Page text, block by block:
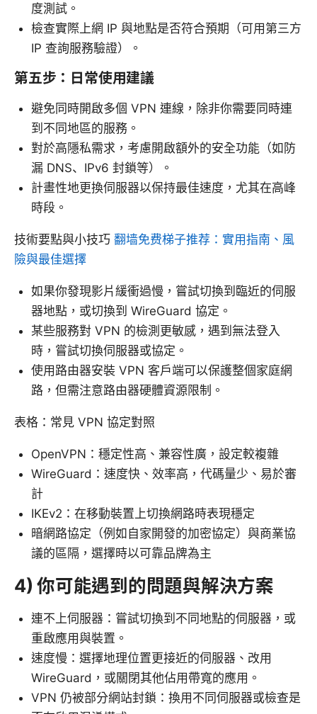
度測試。
檢查實際上網 IP 與地點是否符合預期（可用第三方
IP 查詢服務驗證）。
第五步：日常使用建議
避免同時開啟多個 VPN 連線，除非你需要同時連
到不同地區的服務。
對於高隱私需求，考慮開啟額外的安全功能（如防
漏 DNS、IPv6 封鎖等）。
計畫性地更換伺服器以保持最佳速度，尤其在高峰
時段。
技術要點與小技巧 翻墙免费梯子推荐：實用指南、風
險與最佳選擇
如果你發現影片緩衝過慢，嘗試切換到臨近的伺服
器地點，或切換到 WireGuard 協定。
某些服務對 VPN 的檢測更敏感，遇到無法登入
時，嘗試切換伺服器或協定。
使用路由器安裝 VPN 客戶端可以保護整個家庭網
路，但需注意路由器硬體資源限制。
表格：常見 VPN 協定對照
OpenVPN：穩定性高、兼容性廣，設定較複雜
WireGuard：速度快、效率高，代碼量少、易於審
計
IKEv2：在移動裝置上切換網路時表現穩定
暗網路協定（例如自家開發的加密協定）與商業協
議的區隔，選擇時以可靠品牌為主
4) 你可能遇到的問題與解決方案
連不上伺服器：嘗試切換到不同地點的伺服器，或
重啟應用與裝置。
速度慢：選擇地理位置更接近的伺服器、改用
WireGuard，或關閉其他佔用帶寬的應用。
VPN 仍被部分網站封鎖：換用不同伺服器或檢查是